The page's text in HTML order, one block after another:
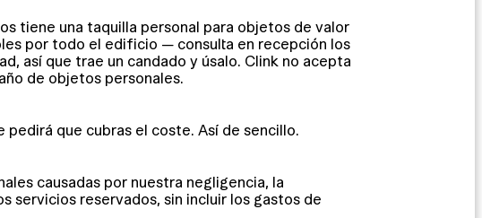
tiene una taquilla personal para objetos de valor
por todo el edificio — consulta en recepción los
así que trae un candado y úsalo. Clink no acepta
de objetos personales.
pedirá que cubras el coste. Así de sencillo.
causadas por nuestra negligencia, la
servicios reservados, sin incluir los gastos de